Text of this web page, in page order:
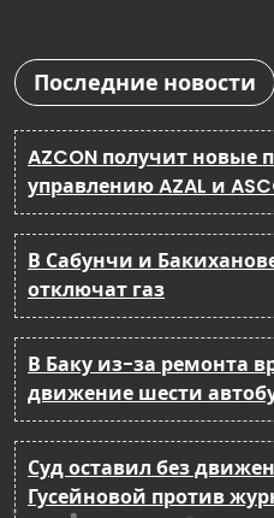
Последние новости
AZCON получит новые
управлению AZAL и
В Сабунчи и
отключат газ
В Баку из-за ремонта
движение шести
Суд оставил без
Гусейновой против